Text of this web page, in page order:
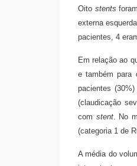
Oito stents
externa
pacientes, 4
Em relação ao
e também para
pacientes
(claudicação
com stent. No
(categoria 1 de
A média do